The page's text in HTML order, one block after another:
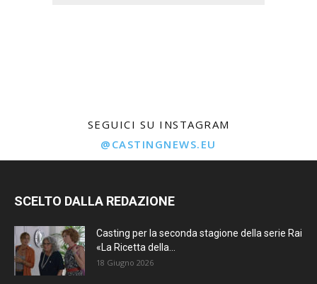
SEGUICI SU INSTAGRAM
@CASTINGNEWS.EU
SCELTO DALLA REDAZIONE
Casting per la seconda stagione della serie Rai
«La Ricetta della...
18 Giugno 2026